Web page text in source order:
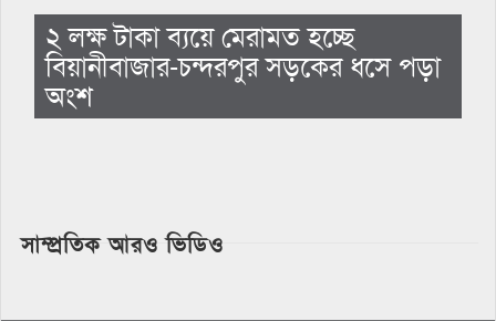
২ লক্ষ টাকা ব্যয়ে মেরামত হচ্ছে
বিয়ানীবাজার-চন্দরপুর সড়কের ধসে পড়া
অংশ
সাম্প্রতিক আরও ভিডিও